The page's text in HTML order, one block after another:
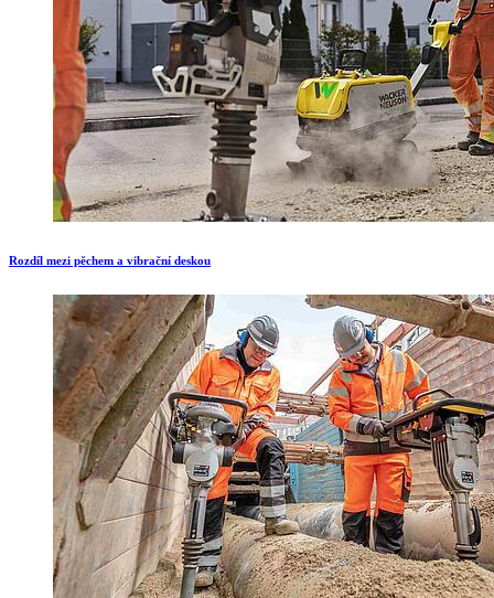
Rozdíl mezi pěchem a vibrační deskou